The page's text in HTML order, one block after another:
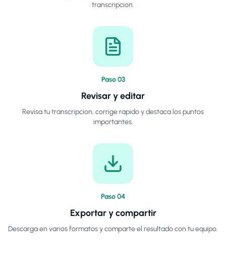
transcripcion.
Paso03
Revisar y editar
Revisa tu transcripcion, corrige rapido y destaca los puntos
importantes.
Paso04
Exportar y compartir
Descarga en varios formatos y comparte el resultado con tu equipo.